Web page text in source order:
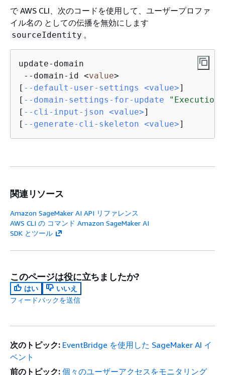
で AWS CLI、次のコードを使用して、ユーザープロファ
イル名の としての伝播を無効にします
sourceIdentity 。
update-domain
--domain-id <value>
[ --default-user-settings <value>]
[ --domain-settings-for-update
[ --cli-input-json <value>]
[ --generate-cli-skeleton <value>]
関連リソース
Amazon SageMaker AI API リファレンス
AWS CLI の コマンド Amazon SageMaker AI
SDK とツール
このページは役に立ちましたか?
はい
いいえ
フィードバックを送信
次のトピック: EventBridge を使用した SageMaker AI イ
ベント
前のトピック: 個々のユーザーアクセスをモニタリング